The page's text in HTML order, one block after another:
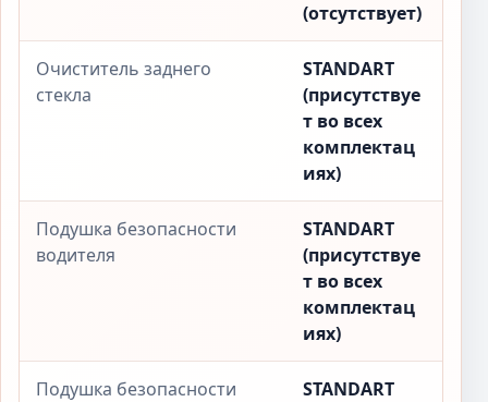
(отсутствует)
Очиститель заднего
стекла
STANDART
(присутствуе
т во всех
комплектац
иях)
Подушка безопасности
водителя
STANDART
(присутствуе
т во всех
комплектац
иях)
Подушка безопасности
STANDART